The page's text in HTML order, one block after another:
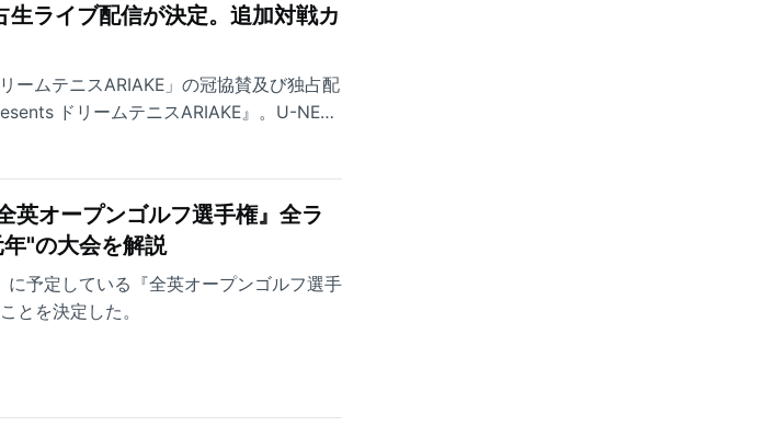
ライブ配信が決定。追加対戦カ
ームテニスARIAKE」の冠協賛及び独占配
ドリームテニスARIAKE』。U-NEXT
ける。
英オープンゴルフ選手権』全ラ
"の大会を解説
予定している『全英オープンゴルフ選手
とを決定した。